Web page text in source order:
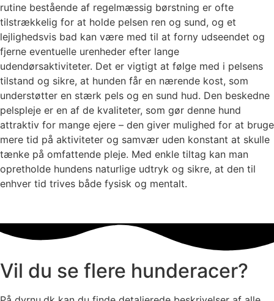
rutine bestående af regelmæssig børstning er ofte
tilstrækkelig for at holde pelsen ren og sund, og et
lejlighedsvis bad kan være med til at forny udseendet og
fjerne eventuelle urenheder efter lange
udendørsaktiviteter. Det er vigtigt at følge med i pelsens
tilstand og sikre, at hunden får en nærende kost, som
understøtter en stærk pels og en sund hud. Den beskedne
pelspleje er en af de kvaliteter, som gør denne hund
attraktiv for mange ejere – den giver mulighed for at bruge
mere tid på aktiviteter og samvær uden konstant at skulle
tænke på omfattende pleje. Med enkle tiltag kan man
opretholde hundens naturlige udtryk og sikre, at den til
enhver tid trives både fysisk og mentalt.
Vil du se flere hunderacer?